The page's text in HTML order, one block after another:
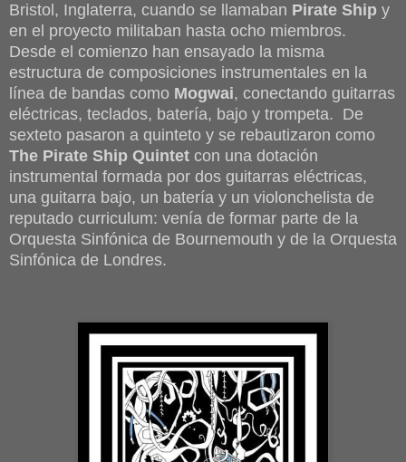
Bristol, Inglaterra, cuando se llamaban Pirate Ship y
en el proyecto militaban hasta ocho miembros.
Desde el comienzo han ensayado la misma
estructura de composiciones instrumentales en la
línea de bandas como Mogwai, conectando guitarras
eléctricas, teclados, batería, bajo y trompeta. De
sexteto pasaron a quinteto y se rebautizaron como
The Pirate Ship Quintet con una dotación
instrumental formada por dos guitarras eléctricas,
una guitarra bajo, un batería y un violonchelista de
reputado curriculum: venía de formar parte de la
Orquesta Sinfónica de Bournemouth y de la Orquesta
Sinfónica de Londres.